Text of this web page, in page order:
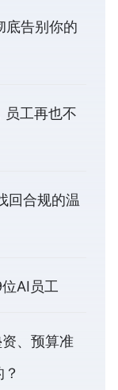
底告别你的
员工再也不
回合规的温
AI员工
、预算准